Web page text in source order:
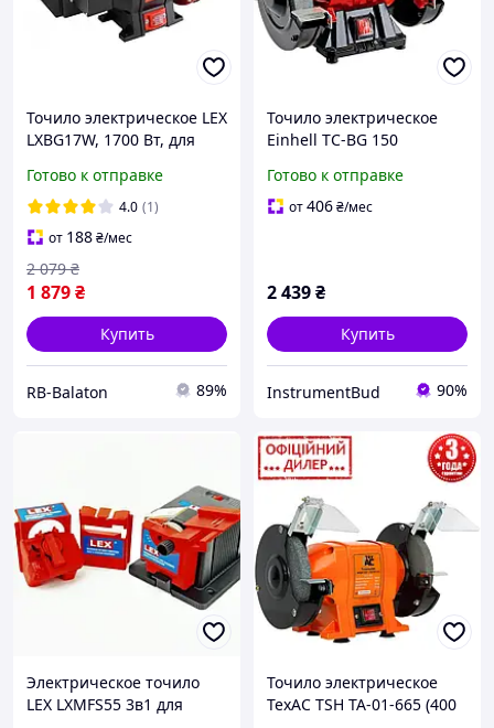
Точило электрическое LEX
LXBG17W, 1700 Вт, для
способом
Готово к отправке
4.0 (1)
от 188₴/мес
1 879₴
2 079 ₴
Купить
RB-Balaton 89%
Точило электрическое
Einhell TC-BG 150
Готово к отправке
от406₴/мес
2 439₴
Купить
InstrumentBud 90%
Электрическое точило
LEX LXMFS55 3в1 для
Точило электрическое
ТехАС TSH ТА-01-665 (400